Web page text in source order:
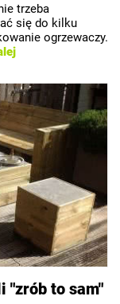
trzeba
się do kilku
ogrzewaczy.
"zrób to sam"